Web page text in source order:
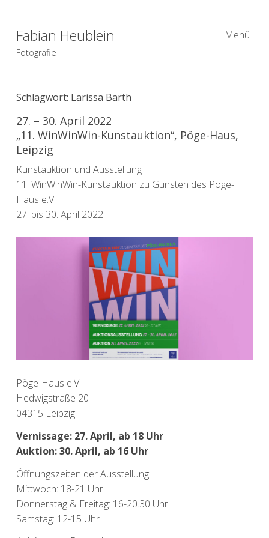
Fabian Heublein
Fotografie
Menü
Schlagwort: Larissa Barth
27. – 30. April 2022
„11. WinWinWin-Kunstauktion“, Pöge-Haus,
Leipzig
Kunstauktion und Ausstellung
11. WinWinWin-Kunstauktion zu Gunsten des Pöge-
Haus e.V.
27. bis 30. April 2022
Pöge-Haus e.V.
Hedwigstraße 20
04315 Leipzig
Vernissage: 27. April, ab 18 Uhr
Auktion: 30. April, ab 16 Uhr
Öffnungszeiten der Ausstellung:
Mittwoch: 18-21 Uhr
Donnerstag & Freitag: 16-20.30 Uhr
Samstag: 12-15 Uhr